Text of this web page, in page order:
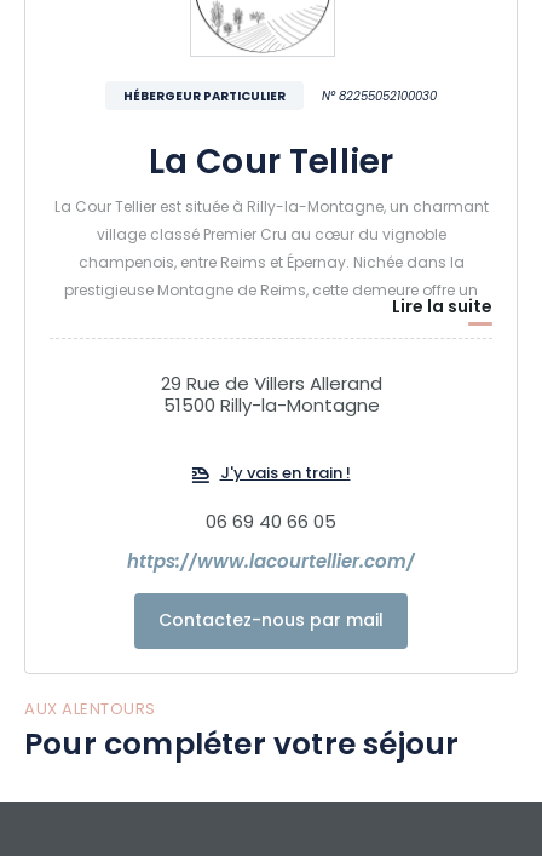
HÉBERGEUR PARTICULIER N° 82255052100030
La Cour Tellier
La Cour Tellier est située à Rilly-la-Montagne, un charmant
village classé Premier Cru au cœur du vignoble
champenois, entre Reims et Épernay. Nichée dans la
prestigieuse Montagne de Reims, cette demeure offre un
cadre paisible et authentique, entre vignes et forêt.
spacieux et lumineux, qui allient charme traditionnel et
confort moderne. Chaque hébergement a été pensé pour
Lire la suite
29 Rue de Villers Allerand
51500 Rilly-la-Montagne
J'y vais en train !
06 69 40 66 05
https://www.lacourtellier.com/
Contactez-nous par mail
AUX ALENTOURS
Pour compléter votre séjour